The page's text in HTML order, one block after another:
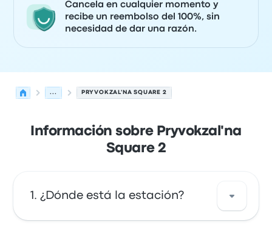
Cancela en cualquier momento y
recibe un reembolso del 100%, sin
necesidad de dar una razón.
... PRYVOKZAL'NA SQUARE 2
Información sobre Pryvokzal'na
Square 2
¿Dónde está la estación?